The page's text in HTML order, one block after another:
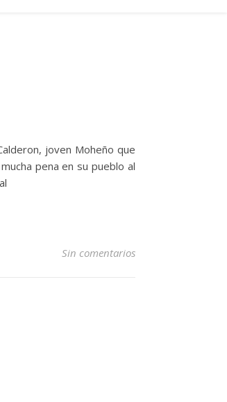
joven Moheño que
pena en su pueblo al
Sin comentarios